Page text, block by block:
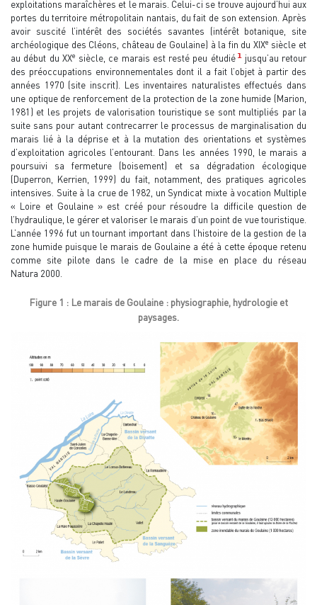
exploitations maraîchères et le marais. Celui-ci se trouve aujourd’hui aux
portes du territoire métropolitain nantais, du fait de son extension. Après
avoir suscité l’intérêt des sociétés savantes (intérêt botanique, site
archéologique des Cléons, château de Goulaine) à la fin du XIXe siècle et
au début du XXe siècle, ce marais est resté peu étudié 1jusqu’au retour
des préoccupations environnementales dont il a fait l’objet à partir des
années 1970 (site inscrit). Les inventaires naturalistes effectués dans
une optique de renforcement de la protection de la zone humide (Marion,
1981) et les projets de valorisation touristique se sont multipliés par la
suite sans pour autant contrecarrer le processus de marginalisation du
marais lié à la déprise et à la mutation des orientations et systèmes
d’exploitation agricoles l’entourant. Dans les années 1990, le marais a
poursuivi sa fermeture (boisement) et sa dégradation écologique
(Duperron, Kerrien, 1999) du fait, notamment, des pratiques agricoles
intensives. Suite à la crue de 1982, un Syndicat mixte à vocation Multiple
« Loire et Goulaine » est créé pour résoudre la difficile question de
l’hydraulique, le gérer et valoriser le marais d’un point de vue touristique.
L’année 1996 fut un tournant important dans l’histoire de la gestion de la
zone humide puisque le marais de Goulaine a été à cette époque retenu
comme site pilote dans le cadre de la mise en place du réseau
Natura 2000.
Figure 1 : Le marais de Goulaine : physiographie, hydrologie et
paysages.